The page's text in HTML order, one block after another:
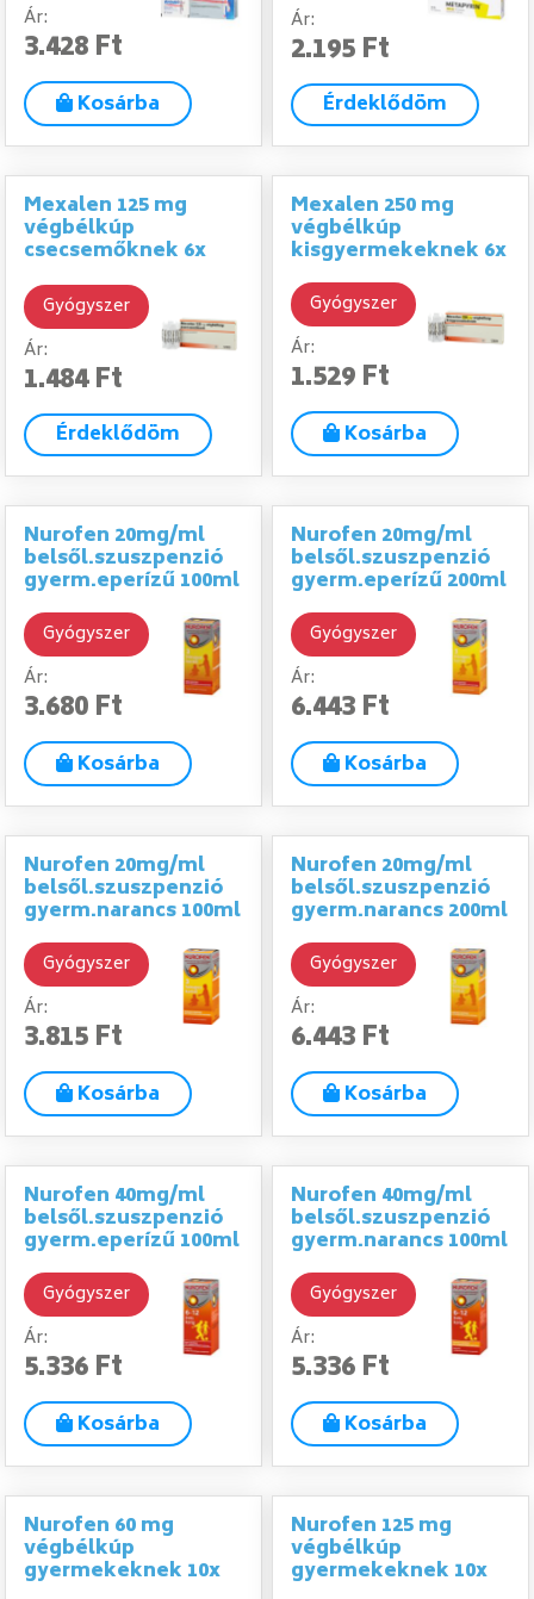
Ár:
3.428 Ft
Kosárba
Ár:
2.195 Ft
Érdeklődöm
Mexalen 125 mg
végbélkúp
csecsemőknek 6x
Gyógyszer
Ár:
1.484 Ft
Érdeklődöm
Mexalen 250 mg
végbélkúp
kisgyermekeknek 6x
Gyógyszer
Ár:
1.529 Ft
Kosárba
Nurofen 20mg/ml
belsől.szuszpenzió
gyerm.eperízű 100ml
Gyógyszer
Ár:
3.680 Ft
Kosárba
Nurofen 20mg/ml
belsől.szuszpenzió
gyerm.eperízű 200ml
Gyógyszer
Ár:
6.443 Ft
Kosárba
Nurofen 20mg/ml
belsől.szuszpenzió
gyerm.narancs 100ml
Gyógyszer
Ár:
3.815 Ft
Kosárba
Nurofen 20mg/ml
belsől.szuszpenzió
gyerm.narancs 200ml
Gyógyszer
Ár:
6.443 Ft
Kosárba
Nurofen 40mg/ml
belsől.szuszpenzió
gyerm.eperízű 100ml
Gyógyszer
Ár:
5.336 Ft
Kosárba
Nurofen 40mg/ml
belsől.szuszpenzió
gyerm.narancs 100ml
Gyógyszer
Ár:
5.336 Ft
Kosárba
Nurofen 60 mg
végbélkúp
gyermekeknek 10x
Nurofen 125 mg
végbélkúp
gyermekeknek 10x